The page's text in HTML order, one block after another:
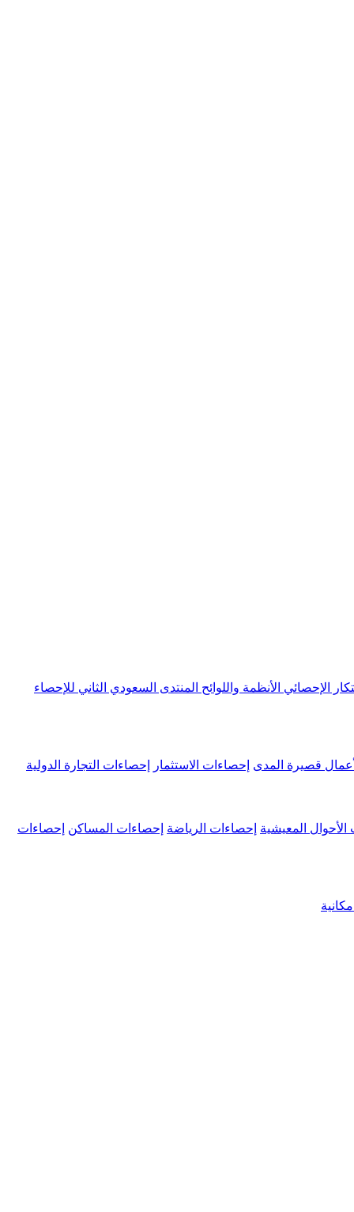
الإحصائي الأنظمة واللوائح المنتدى السعودي الثاني للإحصاء
قصيرة المدى إحصاءات الاستثمار إحصاءات التجارة الدولية
الأحوال المعيشية إحصاءات الرياضة إحصاءات المساكن إحصاءات